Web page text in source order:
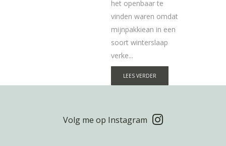
het openbaar te
vinden waren omdat
mijnpakkiean in een
soort winterslaap
verke...
LEES VERDER
Volg me op Instagram